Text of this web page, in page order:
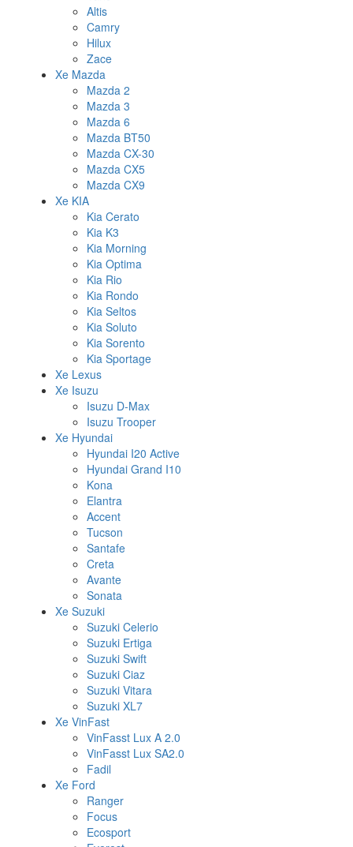
Altis
Camry
Hilux
Zace
Xe Mazda
Mazda 2
Mazda 3
Mazda 6
Mazda BT50
Mazda CX-30
Mazda CX5
Mazda CX9
Xe KIA
Kia Cerato
Kia K3
Kia Morning
Kia Optima
Kia Rio
Kia Rondo
Kia Seltos
Kia Soluto
Kia Sorento
Kia Sportage
Xe Lexus
Xe Isuzu
Isuzu D-Max
Isuzu Trooper
Xe Hyundai
Hyundai I20 Active
Hyundai Grand I10
Kona
Elantra
Accent
Tucson
Santafe
Creta
Avante
Sonata
Xe Suzuki
Suzuki Celerio
Suzuki Ertiga
Suzuki Swift
Suzuki Ciaz
Suzuki Vitara
Suzuki XL7
Xe VinFast
VinFasst Lux A 2.0
VinFasst Lux SA2.0
Fadil
Xe Ford
Ranger
Focus
Ecosport